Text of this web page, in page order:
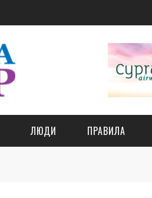
ЛЮДИ ПРАВИЛА